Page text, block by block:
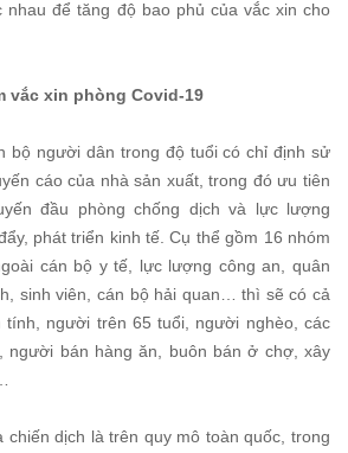
nhau để tăng độ bao phủ của vắc xin cho
xin phòng Covid-19
bộ người dân trong độ tuổi có chỉ định sử
cáo của nhà sản xuất, trong đó ưu tiên
đầu phòng chống dịch và lực lượng
phát triển kinh tế. Cụ thể gồm 16 nhóm
cán bộ y tế, lực lượng công an, quân
sinh viên, cán bộ hải quan… thì sẽ có cả
tính, người trên 65 tuổi, người nghèo, các
người bán hàng ăn, buôn bán ở chợ, xây
chiến dịch là trên quy mô toàn quốc, trong